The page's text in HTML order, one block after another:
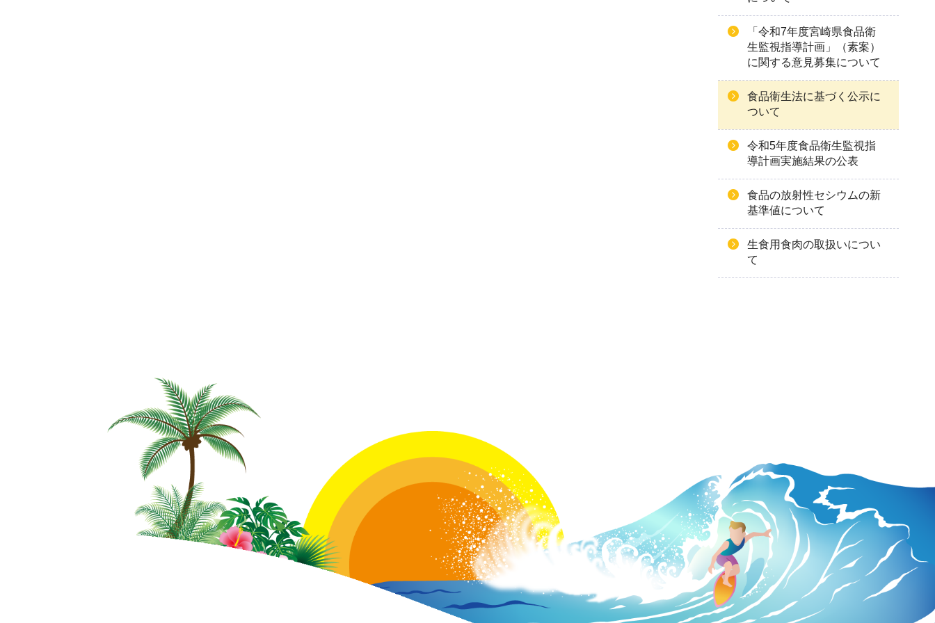
「令和7年度宮崎県食品衛
生監視指導計画」（素案）
に関する意見募集について
食品衛生法に基づく公示に
ついて
令和5年度食品衛生監視指
導計画実施結果の公表
食品の放射性セシウムの新
基準値について
生食用食肉の取扱いについ
て